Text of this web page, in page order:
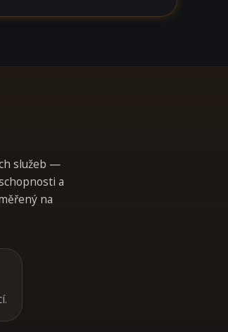
služeb —
a
na